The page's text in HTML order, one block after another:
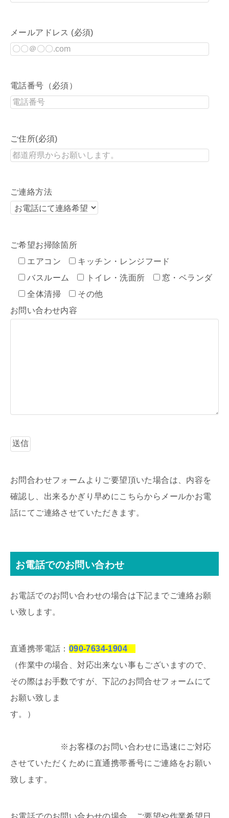
メールアドレス (必須)
電話番号（必須）
ご住所(必須)
ご連絡方法
ご希望お掃除箇所
エアコン
キッチン・レンジフード
バスルーム
トイレ・洗面所
窓・ベランダ
全体清掃
その他
お問い合わせ内容
お問合わせフォームよりご要望頂いた場合は、内容を
確認し、出来るかぎり早めにこちらからメールかお電
話にてご連絡させていただきます。
お電話でのお問い合わせ
お電話でのお問い合わせの場合は下記までご連絡お願
い致します。
直通携帯電話： 090-7634-1904
（作業中の場合、対応出来ない事もございますので、
その際はお手数ですが、下記のお問合せフォームにて
お願い致しま
す。）
※お客様のお問い合わせに迅速にご対応
させていただくために直通携帯番号にご連絡をお願い
致します。